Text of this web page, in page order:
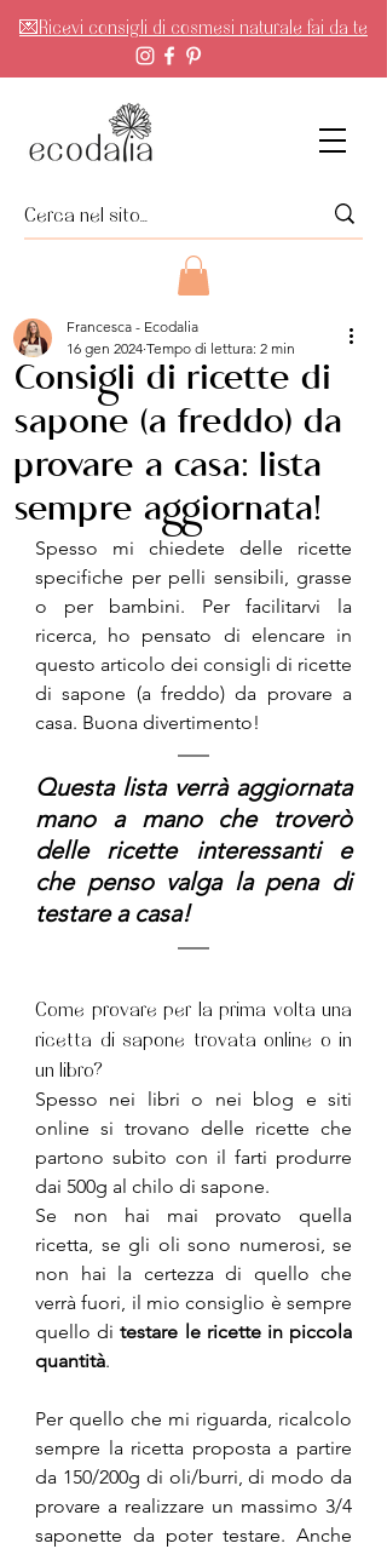
💌Ricevi consigli di cosmesi naturale fai da te
Consigli di ricette di
sapone (a freddo) da
provare a casa: lista
sempre aggiornata!
Francesca - Ecodalia
16 gen 2024 Tempo di lettura: 2 min
Spesso mi chiedete delle ricette
specifiche per pelli sensibili, grasse
o per bambini. Per facilitarvi la
ricerca, ho pensato di elencare in
questo articolo dei consigli di ricette
di sapone (a freddo) da provare a
casa. Buona divertimento!
Questa lista verrà aggiornata
mano a mano che troverò
delle ricette interessanti e
che penso valga la pena di
testare a casa!
Come provare per la prima volta una
ricetta di sapone trovata online o in
un libro?
Spesso nei libri o nei blog e siti
online si trovano delle ricette che
partono subito con il farti produrre
dai 500g al chilo di sapone.
Se non hai mai provato quella
ricetta, se gli oli sono numerosi, se
non hai la certezza di quello che
verrà fuori, il mio consiglio è sempre
quello di testare le ricette in piccola
quantità.
Per quello che mi riguarda, ricalcolo
sempre la ricetta proposta a partire
da 150/200g di oli/burri, di modo da
provare a realizzare un massimo 3/4
saponette da poter testare. Anche